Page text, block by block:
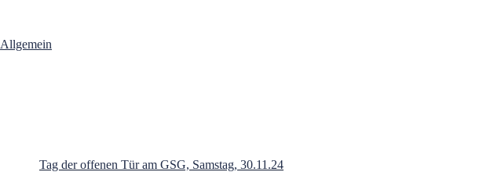
Allgemein
Tag der offenen Tür am GSG, Samstag, 30.11.24